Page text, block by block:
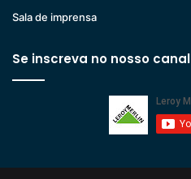
Sala de imprensa
Se inscreva no nosso canal